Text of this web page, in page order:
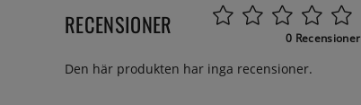
RECENSIONER 0 Recensioner
Den här produkten har inga recensioner.